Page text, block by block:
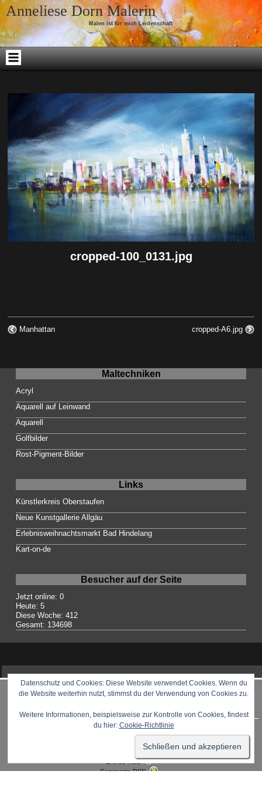
Skip to content
Anneliese Dorn Malerin
Malen ist für mich Leidenschaft
cropped-100_0131.jpg
Manhattan cropped-A6.jpg
Maltechniken
Acryl
Aquarell auf Leinwand
Aquarell
Golfbilder
Rost-Pigment-Bilder
Links
Künstlerkreis Oberstaufen
Neue Kunstgallerie Allgäu
Erlebnisweihnachtsmarkt Bad Hindelang
Kart-on-de
Besucher auf der Seite
Jetzt online: 0
Heute: 5
Diese Woche: 412
Gesamt: 134698
Impressum /Datenschutz
©2026 raindrops
Entries RSS
Comments RSS
Datenschutz und Cookies: Diese Website verwendet Cookies. Wenn du
die Website weiterhin nutzt, stimmst du der Verwendung von Cookies zu.
Weitere Informationen, beispielsweise zur Kontrolle von Cookies, findest
du hier: Cookie-Richtlinie